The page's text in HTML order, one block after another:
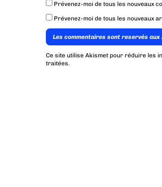
Prévenez-moi de tous les nouveaux
Prévenez-moi de tous les nouveaux
Les commentaires sont reservés aux
Ce site utilise Akismet pour réduire les
traitées.